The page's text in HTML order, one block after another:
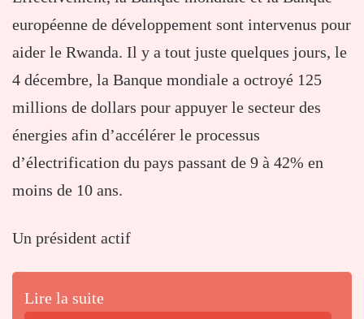
européenne de développement sont intervenus pour
aider le Rwanda. Il y a tout juste quelques jours, le
4 décembre, la Banque mondiale a octroyé 125
millions de dollars pour appuyer le secteur des
énergies afin d’accélérer le processus
d’électrification du pays passant de 9 à 42% en
moins de 10 ans.
Un président actif
Lire la suite